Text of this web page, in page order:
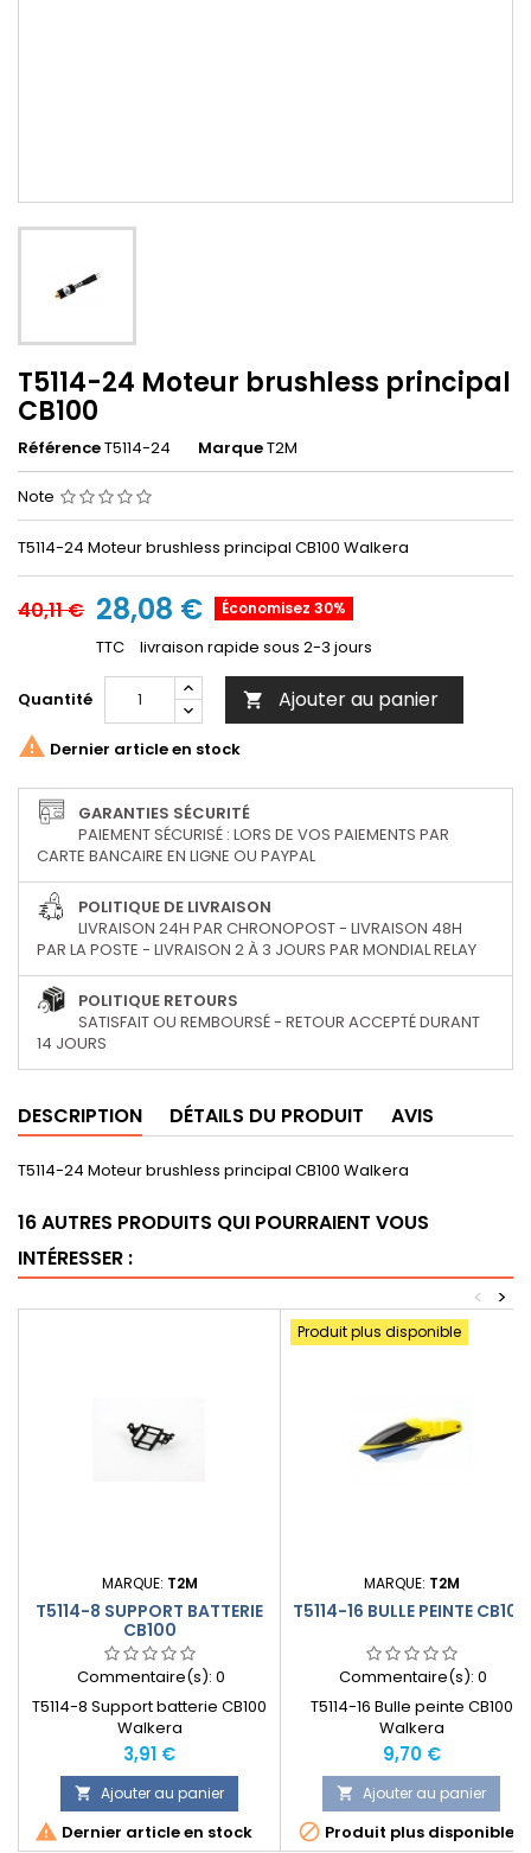
T5114-24 Moteur brushless principal
CB100
RéférenceT5114-24 MarqueT2M
Note
T5114-24 Moteur brushless principal CB100 Walkera
40,11 € 28,08 € Économisez 30%
TTC livraison rapide sous 2-3 jours
Quantité  Ajouter au panier
 Dernier article en stock
GARANTIES SÉCURITÉ
PAIEMENT SÉCURISÉ : LORS DE VOS PAIEMENTS PAR
CARTE BANCAIRE EN LIGNE OU PAYPAL
POLITIQUE DE LIVRAISON
LIVRAISON 24H PAR CHRONOPOST - LIVRAISON 48H
PAR LA POSTE - LIVRAISON 2 À 3 JOURS PAR MONDIAL RELAY
POLITIQUE RETOURS
SATISFAIT OU REMBOURSÉ - RETOUR ACCEPTÉ DURANT
14 JOURS
DESCRIPTION DÉTAILS DU PRODUIT AVIS
T5114-24 Moteur brushless principal CB100 Walkera
16 AUTRES PRODUITS QUI POURRAIENT VOUS
INTÉRESSER :
>
<
MARQUE: T2M
T5114-8 SUPPORT BATTERIE
CB100
Commentaire(s): 0
T5114-8 Support batterie CB100
Walkera
Prix
3,91 €
 Ajouter au panier
 Dernier article en stock
Produit plus disponible
MARQUE: T2M
T5114-16 BULLE PEINTE CB100
Commentaire(s): 0
T5114-16 Bulle peinte CB100
Walkera
Prix
9,70 €
 Ajouter au panier
 Produit plus disponible